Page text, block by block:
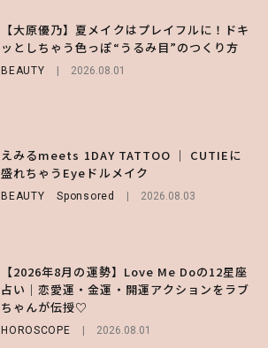
【大原優乃】夏メイクはプレイフルに！ドキ
ッとしちゃう色っぽ“うるみ目”のつくり方
BEAUTY 2026.08.01
えみるmeets 1DAY TATTOO ｜ CUTIEに
盛れちゃうEyeドルメイク
BEAUTY Sponsored 2026.08.03
【2026年8月の運勢】Love Me Doの12星座
占い｜恋愛運・金運・開運アクションをラブ
ちゃんが伝授♡
HOROSCOPE 2026.08.01
る⁉ 39店舗限定『My フルーツ³ フラペチー
ノ®』を徹底レポ♡
【ALD1】グループの魅力＆素顔に迫る♡ 一
問一答をお届け！【sweet web独占】
ENTERTAINMENT 2026.08.03
【SNIDEL】長濱ねるとロマンティックトラ
ッドな秋はじめ｜2026秋の新作コーデ4選
第1弾の気になるメニュー＆限定グッズを総
チェック！
月直伝♡ ドライシャンプー「バティスト」
を使ったプロ級スタイリング3選
Sponsored
【GU】夏の“主役級”アイテム決定！ヘルシ
ー＆可愛すぎる「大人の肌見せ」トップス3
選
FASHION 2026.07.19